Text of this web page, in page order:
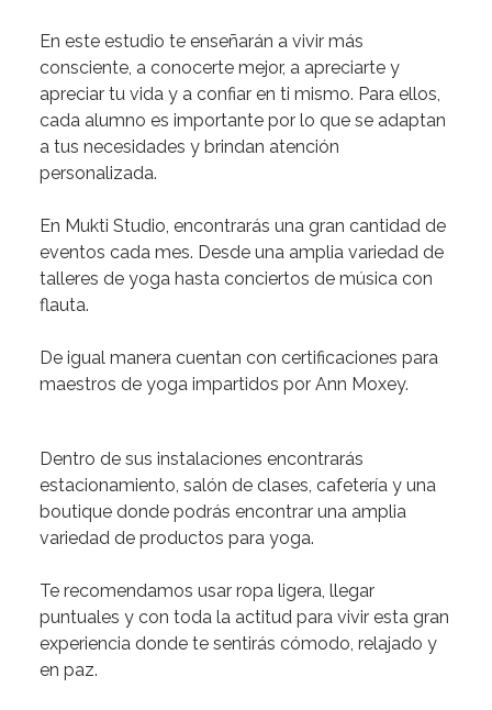
En este estudio te enseñarán a vivir más
consciente, a conocerte mejor, a apreciarte y
apreciar tu vida y a confiar en ti mismo. Para ellos,
cada alumno es importante por lo que se adaptan
a tus necesidades y brindan atención
personalizada.
En Mukti Studio, encontrarás una gran cantidad de
eventos cada mes. Desde una amplia variedad de
talleres de yoga hasta conciertos de música con
flauta.
De igual manera cuentan con certificaciones para
maestros de yoga impartidos por Ann Moxey.
Dentro de sus instalaciones encontrarás
estacionamiento, salón de clases, cafetería y una
boutique donde podrás encontrar una amplia
variedad de productos para yoga.
Te recomendamos usar ropa ligera, llegar
puntuales y con toda la actitud para vivir esta gran
experiencia donde te sentirás cómodo, relajado y
en paz.